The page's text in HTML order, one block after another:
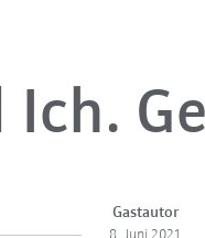
Ich.
Gastautor